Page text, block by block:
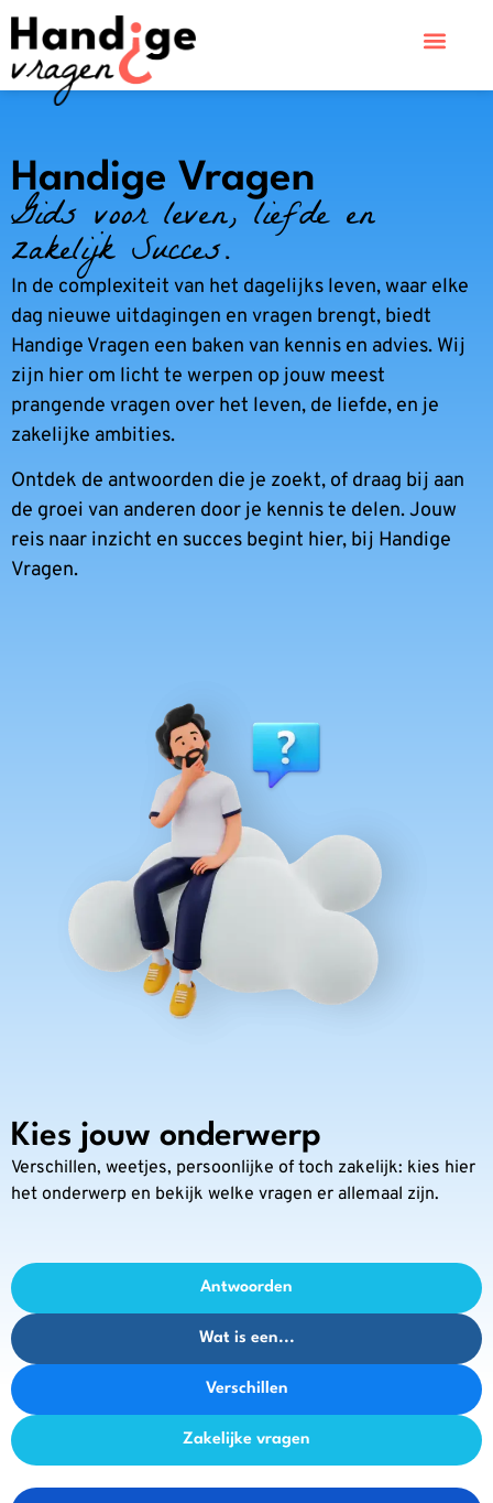
Handige Vragen
Gids voor leven, liefde en
zakelijk Succes.
In de complexiteit van het dagelijks leven, waar elke
dag nieuwe uitdagingen en vragen brengt, biedt
Handige Vragen een baken van kennis en advies. Wij
zijn hier om licht te werpen op jouw meest
prangende vragen over het leven, de liefde, en je
zakelijke ambities.
Ontdek de antwoorden die je zoekt, of draag bij aan
de groei van anderen door je kennis te delen. Jouw
reis naar inzicht en succes begint hier, bij Handige
Vragen.
Kies jouw onderwerp
Verschillen, weetjes, persoonlijke of toch zakelijk: kies hier
het onderwerp en bekijk welke vragen er allemaal zijn.
Antwoorden
Wat is een...
Verschillen
Zakelijke vragen